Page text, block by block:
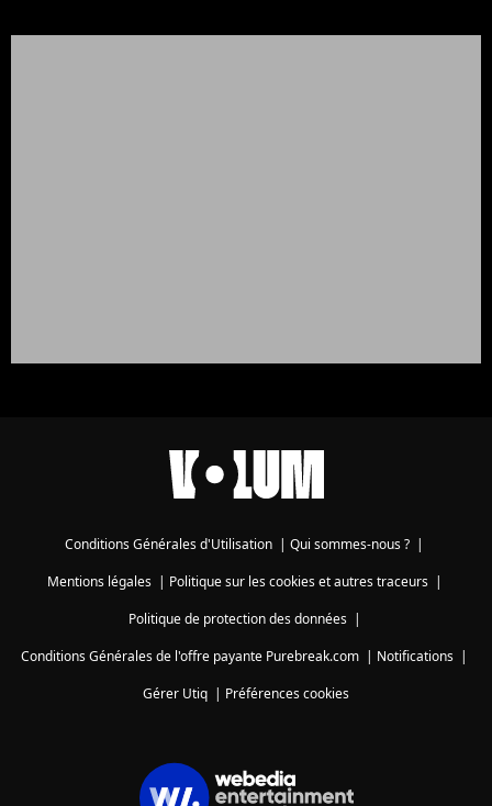
Conditions Générales d'Utilisation Qui sommes-nous ?
Mentions légales| Politique sur les cookies et autres traceurs|
Politique de protection des données|
Conditions Générales de l'offre payante Purebreak.com
Notifications
Gérer Utiq
Préférences cookies